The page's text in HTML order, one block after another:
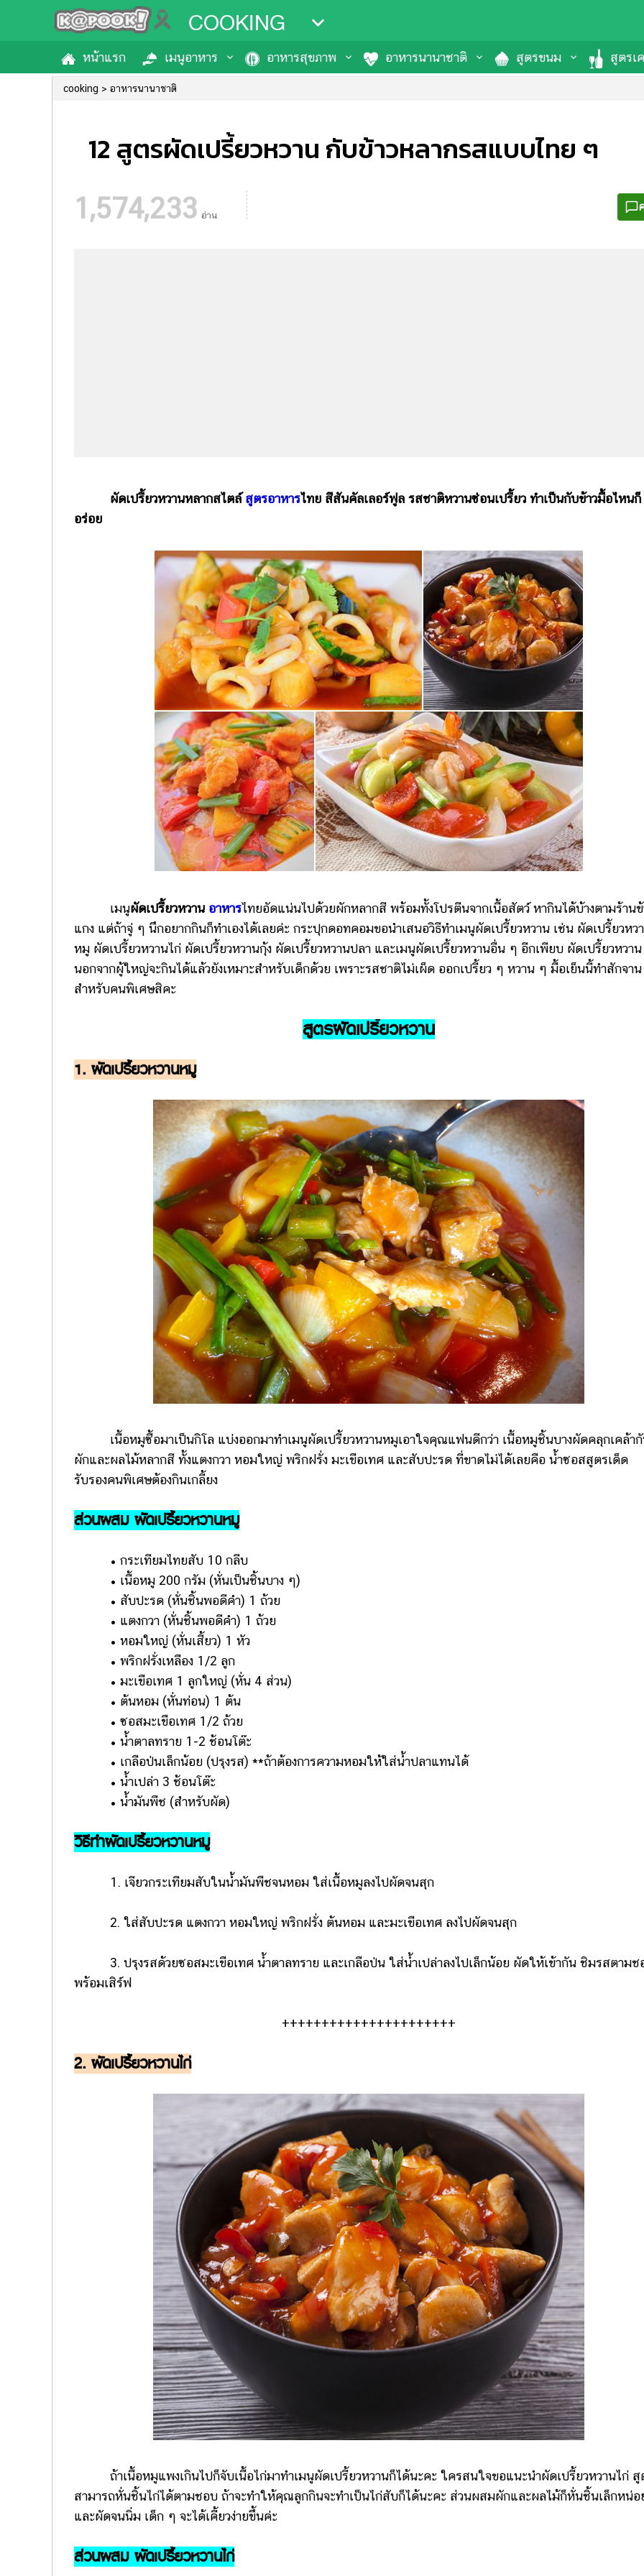
COOKING
หน้าแรก เมนูอาหาร อาหารสุขภาพ อาหารนานาชาติ สูตรขนม สูตรเ
cooking อาหารนานาชาติ
12 สูตรผัดเปรี้ยวหวาน กับข้าวหลากรสแบบไทย ๆ
1,574,233 อ่าน
ผัดเปรี้ยวหวานหลากสไตล์สูตรอาหารไทย สีสันคัลเลอร์ฟูล รสชาติหวานซ่อนเปรี้ยว ทำเป็นกับข้าวมื้อไหนก็
อร่อย
เมนูผัดเปรี้ยวหวาน อาหารไทยอัดแน่นไปด้วยผักหลากสี พร้อมทั้งโปรตีนจากเนื้อสัตว์ หากินได้บ้างตามร้านข้
แกง แต่ถ้าจู่ ๆ นึกอยากกินก็ทำเองได้เลยค่ะ กระปุกดอทคอมขอนำเสนอวิธีทำเมนูผัดเปรี้ยวหวาน เช่น ผัดเปรี้ยวหว
หมู ผัดเปรี้ยวหวานไก่ ผัดเปรี้ยวหวานกุ้ง ผัดเปรี้ยวหวานปลา และเมนูผัดเปรี้ยวหวานอื่น ๆ อีกเพียบ ผัดเปรี้ยวหวาน
นอกจากผู้ใหญ่จะกินได้แล้วยังเหมาะสำหรับเด็กด้วย เพราะรสชาติไม่เผ็ด ออกเปรี้ยว ๆ หวาน ๆ มื้อเย็นนี้ทำสักจาน
สำหรับคนพิเศษสิคะ
สูตรผัดเปรี้ยวหวาน
1. ผัดเปรี้ยวหวานหมู
เนื้อหมูซื้อมาเป็นกิโล แบ่งออกมาทำเมนูผัดเปรี้ยวหวานหมูเอาใจคุณแฟนดีกว่า เนื้อหมูชิ้นบางผัดคลุกเคล้า
ผักและผลไม้หลากสี ทั้งแตงกวา หอมใหญ่ พริกฝรั่ง มะเขือเทศ และสับปะรด ที่ขาดไม่ได้เลยคือ น้ำซอสสูตรเด็ด
รับรองคนพิเศษต้องกินเกลี้ยง
ส่วนผสม ผัดเปรี้ยวหวานหมู
• กระเทียมไทยสับ 10 กลีบ
• เนื้อหมู 200 กรัม (หั่นเป็นชิ้นบาง ๆ)
• สับปะรด (หั่นชิ้นพอดีคำ) 1 ถ้วย
• แตงกวา (หั่นชิ้นพอดีคำ) 1 ถ้วย
• หอมใหญ่ (หั่นเสี้ยว) 1 หัว
• พริกฝรั่งเหลือง 1/2 ลูก
• มะเขือเทศ 1 ลูกใหญ่ (หั่น 4 ส่วน)
• ต้นหอม (หั่นท่อน) 1 ต้น
• ซอสมะเขือเทศ 1/2 ถ้วย
• น้ำตาลทราย 1-2 ช้อนโต๊ะ
• เกลือป่นเล็กน้อย (ปรุงรส) **ถ้าต้องการความหอมให้ใส่น้ำปลาแทนได้
• น้ำเปล่า 3 ช้อนโต๊ะ
• น้ำมันพืช (สำหรับผัด)
วิธีทำผัดเปรี้ยวหวานหมู
1. เจียวกระเทียมสับในน้ำมันพืชจนหอม ใส่เนื้อหมูลงไปผัดจนสุก
2. ใส่สับปะรด แตงกวา หอมใหญ่ พริกฝรั่ง ต้นหอม และมะเขือเทศ ลงไปผัดจนสุก
3. ปรุงรสด้วยซอสมะเขือเทศ น้ำตาลทราย และเกลือป่น ใส่น้ำเปล่าลงไปเล็กน้อย ผัดให้เข้ากัน ชิมรสตามช
พร้อมเสิร์ฟ
​++++++++++++++++++++++
2. ผัดเปรี้ยวหวานไก่
ถ้าเนื้อหมูแพงเกินไปก็จับเนื้อไก่มาทำเมนูผัดเปรี้ยวหวานก็ได้นะคะ ใครสนใจขอแนะนำผัดเปรี้ยวหวานไก่ สู
สามารถหั่นชิ้นไก่ได้ตามชอบ ถ้าจะทำให้คุณลูกกินจะทำเป็นไก่สับก็ได้นะคะ ส่วนผสมผักและผลไม้ก็หั่นชิ้นเล็กหน่อ
และผัดจนนิ่ม เด็ก ๆ จะได้เคี้ยวง่ายขึ้นค่ะ
ส่วนผสม ผัดเปรี้ยวหวานไก่